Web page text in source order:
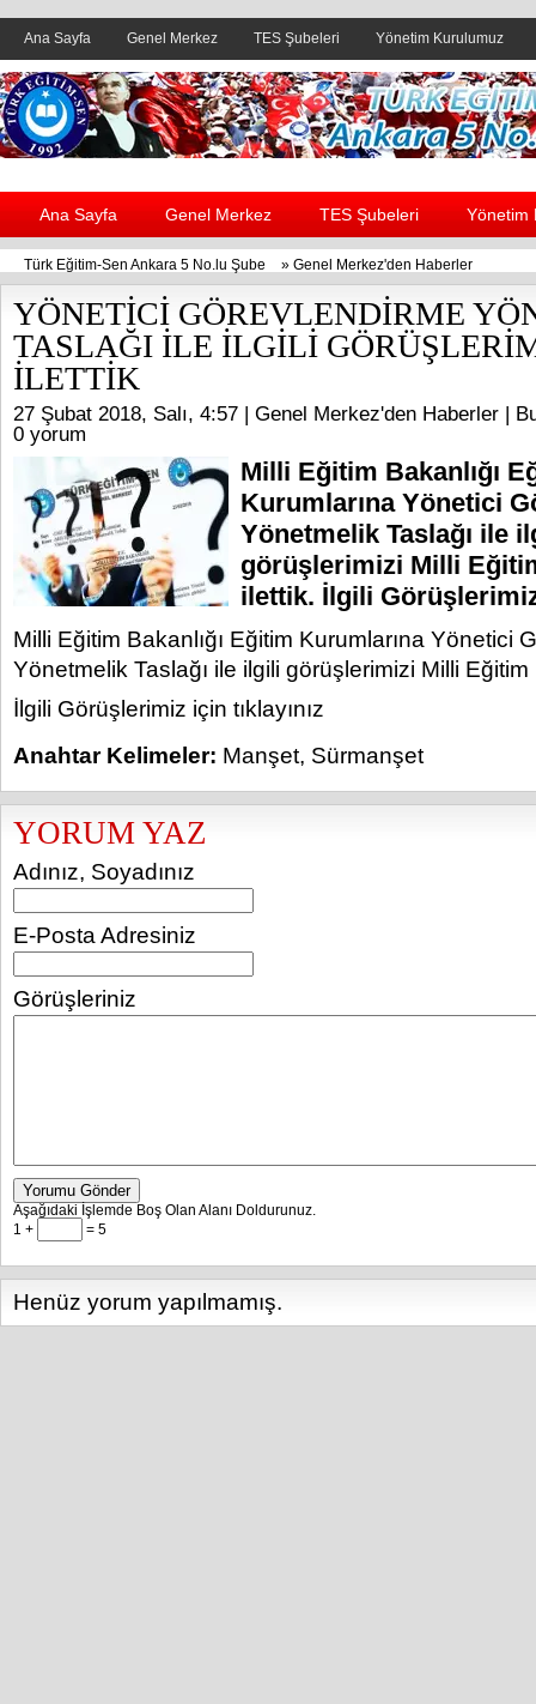
Ana Sayfa Genel Merkez TES Şubeleri Yönetim Kurulumuz
Header yanı reklam alanı
Ana Sayfa Genel Merkez TES Şubeleri Yönetim
Türk Eğitim-Sen Ankara 5 No.lu Şube » Genel Merkez'den Haberler
YÖNETİCİ GÖREVLENDİRME
TASLAĞI İLE İLGİLİ
İLETTİK
27 Şubat 2018, Salı, 4:57 | Genel Merkez'den Haberler |
0 yorum
Milli Eğitim Bakanlığı
Kurumlarına Yönetici
Yönetmelik Taslağı ile
görüşlerimizi Milli
ilettik. İlgili Görüşlerimiz
Milli Eğitim Bakanlığı Eğitim Kurumlarına Yönetici
Yönetmelik Taslağı ile ilgili görüşlerimizi Milli Eğitim
İlgili Görüşlerimiz için tıklayınız
Anahtar Kelimeler: Manşet, Sürmanşet
YORUM YAZ
Adınız, Soyadınız
E-Posta Adresiniz
Görüşleriniz
Yorumu Gönder
Aşağıdaki İşlemde Boş Olan Alanı Doldurunuz.
1 +
= 5
Henüz yorum yapılmamış.